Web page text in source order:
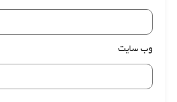
وب‌ سایت